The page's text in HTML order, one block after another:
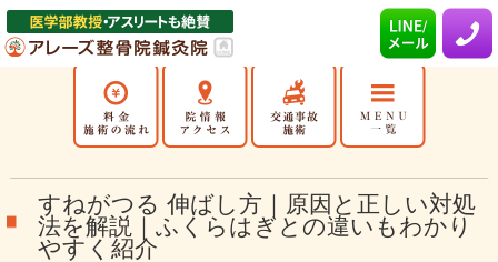
すねがつる 伸ばし方｜原因と正しい対処
法を解説｜ふくらはぎとの違いもわかり
やすく紹介